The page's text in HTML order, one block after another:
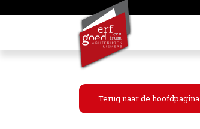
Terug naar de hoofdpagina